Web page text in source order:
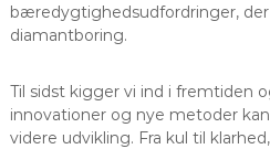
bæredygtighedsudfordringer,
diamantboring.
Til sidst kigger vi ind i fremtiden
innovationer og nye metoder
videre udvikling. Fra kul til